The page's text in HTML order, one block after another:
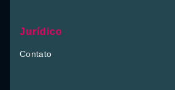
Jurídico
Contato